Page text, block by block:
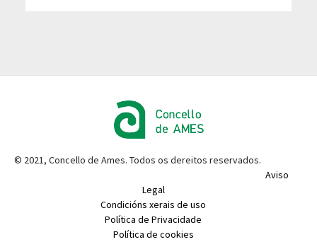
© 2021, Concello de Ames. Todos os dereitos reservados.
Aviso
Legal
Condicións xerais de uso
Política de Privacidade
Política de cookies